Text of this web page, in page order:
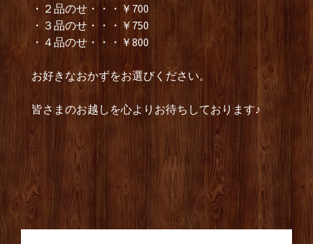
・２品のせ・・・￥700
・３品のせ・・・￥750
・４品のせ・・・￥800
お好きなおかずをお選びください。
皆さまのお越しを心よりお待ちしております♪